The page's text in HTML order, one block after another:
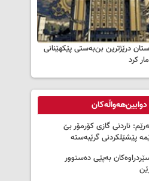
درێژترین بن‌بەستی پێکهێنانی
کرد
دوایین‌هەواڵەکان
ناردنی گازی کۆرمۆر بێ
پێشێلکردنی گرێبەستە
بەپێی دەستوور